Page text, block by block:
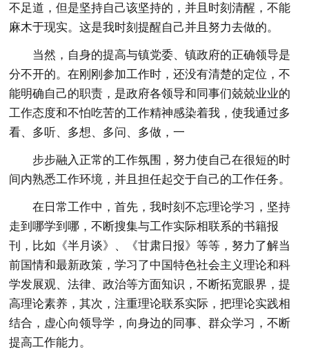
不足道，但是坚持自己该坚持的，并且时刻清醒，不能
麻木于现实。这是我时刻提醒自己并且努力去做的。
当然，自身的提高与镇党委、镇政府的正确领导是
分不开的。在刚刚参加工作时，还没有清楚的定位，不
能明确自己的职责，是政府各领导和同事们兢兢业业的
工作态度和不怕吃苦的工作精神感染着我，使我通过多
看、多听、多想、多问、多做，一
步步融入正常的工作氛围，努力使自己在很短的时
间内熟悉工作环境，并且担任起交于自己的工作任务。
在日常工作中，首先，我时刻不忘理论学习，坚持
走到哪学到哪，不断搜集与工作实际相联系的书籍报
刊，比如《半月谈》、《甘肃日报》等等，努力了解当
前国情和最新政策，学习了中国特色社会主义理论和科
学发展观、法律、政治等方面知识，不断拓宽眼界，提
高理论素养，其次，注重理论联系实际，把理论实践相
结合，虚心向领导学，向身边的同事、群众学习，不断
提高工作能力。